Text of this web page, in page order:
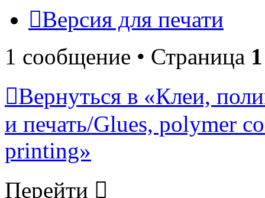
Версия для печати
1 сообщение • Страница 1
Вернуться в «Клеи,
и печать/Glues, polymer
printing»
Перейти